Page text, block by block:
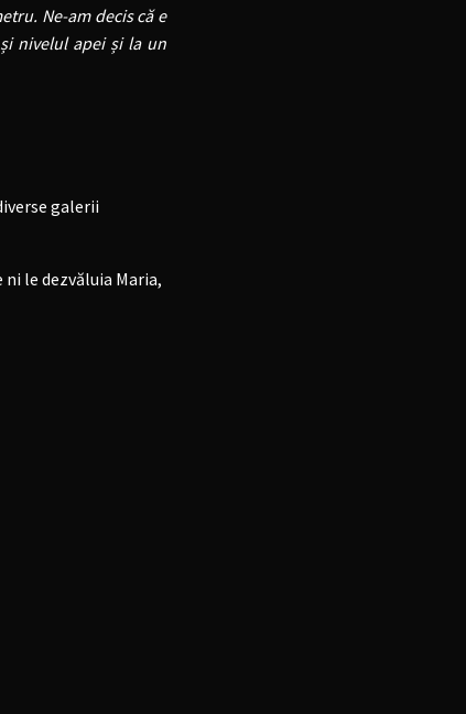
Ne-am decis că e
și nivelul apei și la un
galerii
le dezvăluia Maria,